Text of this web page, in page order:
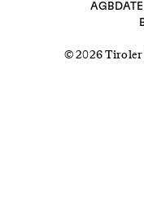
AGB
© 2026 Tiroler